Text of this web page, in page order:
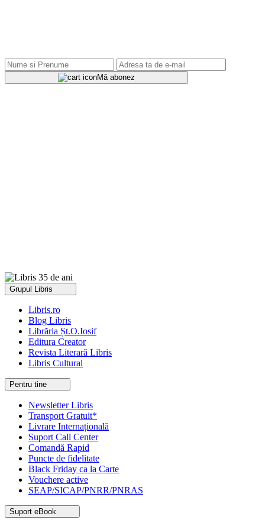
Mă abonez
Grupul Libris
Libris.ro
Blog Libris
Librăria Șt.O.Iosif
Editura Creator
Revista Literară Libris
Libris Cultural
Pentru tine
Newsletter Libris
Transport Gratuit*
Livrare Internațională
Suport Call Center
Comandă Rapid
Puncte de fidelitate
Black Friday ca la Carte
Vouchere active
SEAP/SICAP/PNRR/PNRAS
Suport eBook